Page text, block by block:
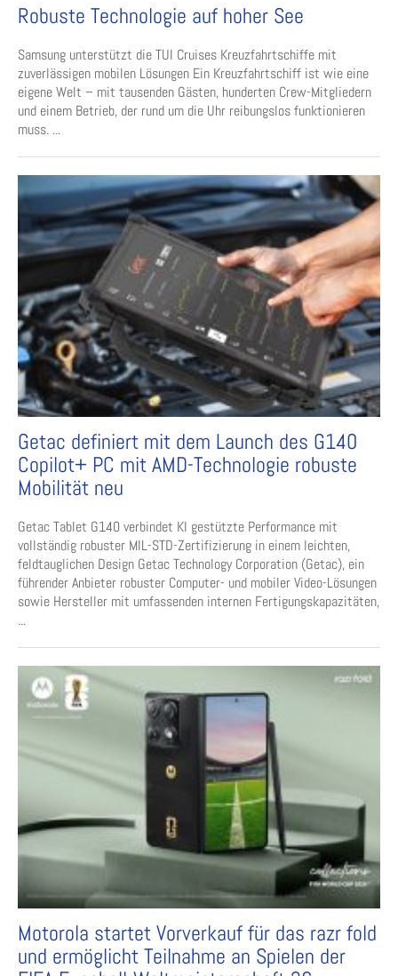
Robuste Technologie auf hoher See
Samsung unterstützt die TUI Cruises Kreuzfahrtschiffe mit
zuverlässigen mobilen Lösungen Ein Kreuzfahrtschiff ist wie eine
eigene Welt – mit tausenden Gästen, hunderten Crew-Mitgliedern
und einem Betrieb, der rund um die Uhr reibungslos funktionieren
muss. ...
Getac definiert mit dem Launch des G140
Copilot+ PC mit AMD-Technologie robuste
Mobilität neu
Getac Tablet G140 verbindet KI gestützte Performance mit
vollständig robuster MIL-STD-Zertifizierung in einem leichten,
feldtauglichen Design Getac Technology Corporation (Getac), ein
führender Anbieter robuster Computer- und mobiler Video-Lösungen
sowie Hersteller mit umfassenden internen Fertigungskapazitäten,
...
Motorola startet Vorverkauf für das razr fold
und ermöglicht Teilnahme an Spielen der